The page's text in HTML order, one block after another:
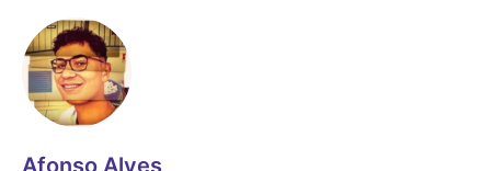
Afonso Alves